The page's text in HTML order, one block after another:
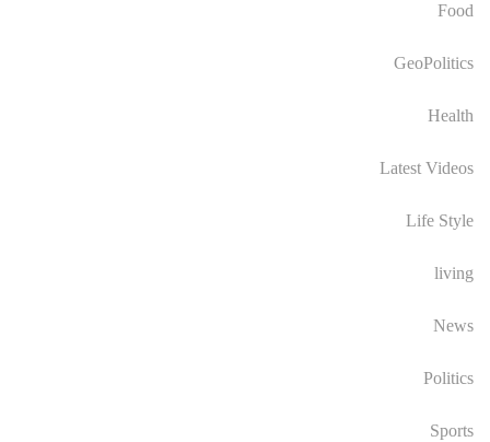
Food
GeoPolitics
Health
Latest Videos
Life Style
living
News
Politics
Sports